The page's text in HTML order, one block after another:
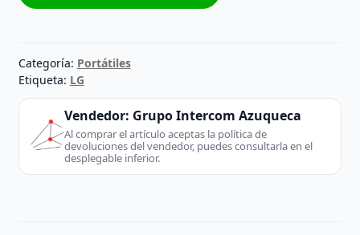
Categoría: Portátiles
Etiqueta: LG
Vendedor: Grupo Intercom Azuqueca
Al comprar el artículo aceptas la política de
devoluciones del vendedor, puedes consultarla en el
desplegable inferior.